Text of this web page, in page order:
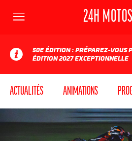
50E ÉDITION : PRÉPAREZ-VOUS
ÉDITION 2027 EXCEPTIONNELLE
ACTUALITÉS ANIMATIONS
Menu 24H MOTOS
AUTOMOBILE CLUB